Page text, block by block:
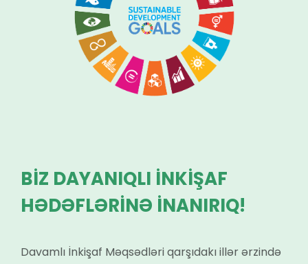
BİZ DAYANIQLI İNKİŞAF
HƏDƏFLƏRİNƏ İNANIRIQ!
Davamlı İnkişaf Məqsədləri qarşıdakı illər ərzində